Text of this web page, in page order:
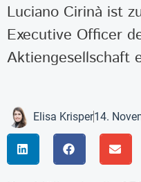
Luciano Cirinà ist
Executive Officer
Aktiengesellschaft
Elisa Krisper14.